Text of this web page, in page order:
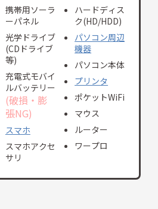
携帯用ソーラ
ーパネル
光学ドライブ
(CDドライブ
等)
充電式モバイ
ルバッテリー
(破損・膨
張NG)
スマホ
スマホアクセ
サリ
ハードディス
ク(HD/HDD)
パソコン周辺
機器
パソコン本体
プリンタ
ポケットWiFi
マウス
ルーター
ワープロ